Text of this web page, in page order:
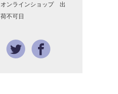
オンラインショップ 出
荷不可日